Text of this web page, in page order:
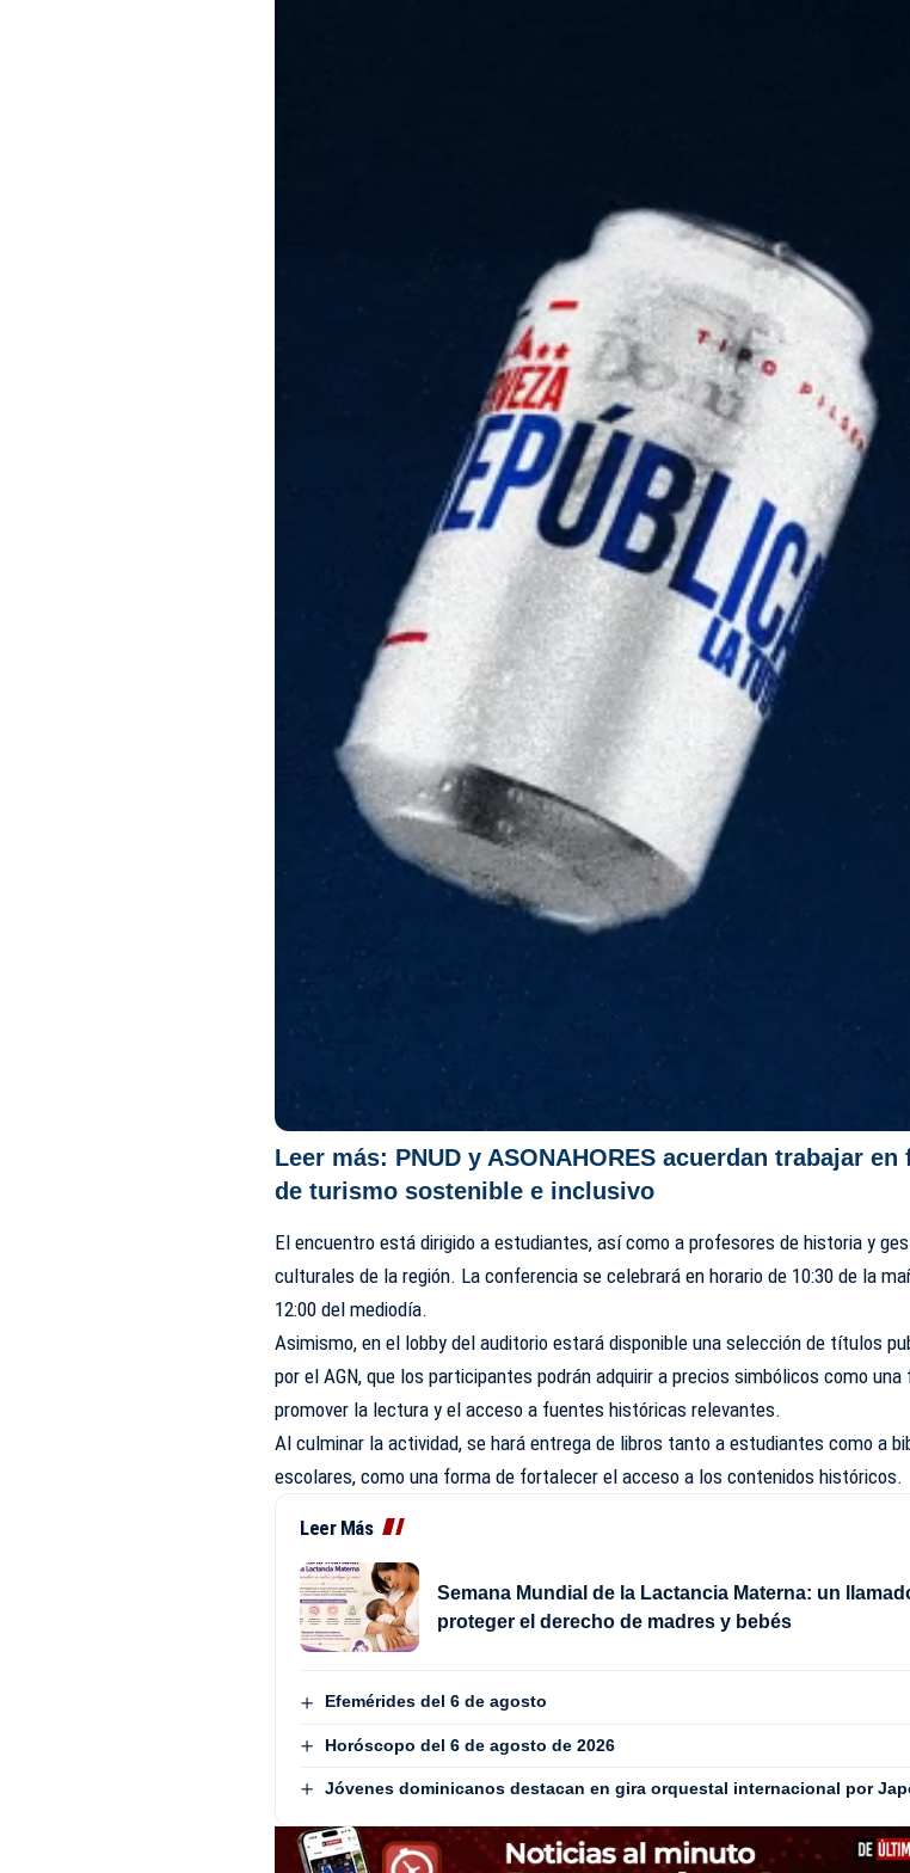
Leer más: PNUD y ASONAHORES acuerdan trabajar en
de turismo sostenible e inclusivo
El encuentro está dirigido a estudiantes, así como a profesores de historia y
culturales de la región. La conferencia se celebrará en horario de 10:30 de la
12:00 del mediodía.
Asimismo, en el lobby del auditorio estará disponible una selección de títulos
por el AGN, que los participantes podrán adquirir a precios simbólicos como una
promover la lectura y el acceso a fuentes históricas relevantes.
Al culminar la actividad, se hará entrega de libros tanto a estudiantes como a
escolares, como una forma de fortalecer el acceso a los contenidos históricos.
Leer Más
Semana Mundial de la Lactancia Materna: un
proteger el derecho de madres y bebés
Efemérides del 6 de agosto
Horóscopo del 6 de agosto de 2026
Jóvenes dominicanos destacan en gira orquestal internacional por